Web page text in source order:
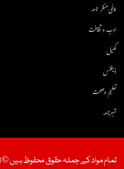
عالمی منظر نامہ
ادب و ثقافت
کھیل
ڈیفنس
تعلیم و صحت
شہرنامہ
تمام مواد کے جملہ حقوق محفوظ ہیں © 2023 pakistanpage.com.pk